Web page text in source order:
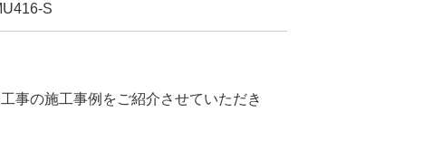
S
事の施工事例をご紹介させていただき